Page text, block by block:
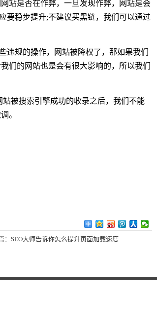
站是否在作弊，一旦发现作弊，网站是会
要稳步提升;不建议买黑链，我们可以通过
违规的操作，网站被降权了，那如果我们
们的网站也是会有很大影响的，所以我们
被搜索引擎成功的收录之后，我们不能
。
： SEO大师告诉你怎么提升页面加载速度